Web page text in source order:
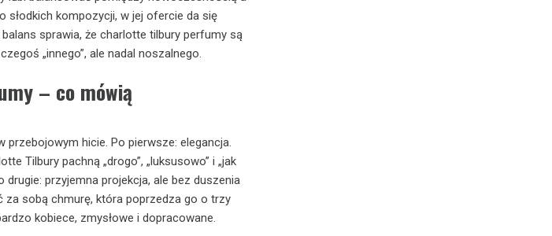
słodkich kompozycji, w jej ofercie da się
sprawia, że charlotte tilbury perfumy są
„innego”, ale nadal noszalnego.
– co mówią
hicie. Po pierwsze: elegancja.
Tilbury pachną „drogo”, „luksusowo” i „jak
przyjemna projekcja, ale bez duszenia
za sobą chmurę, która poprzedza go o trzy
kobiece, zmysłowe i dopracowane.